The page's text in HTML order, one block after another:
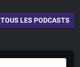
TOUS LES PODCASTS